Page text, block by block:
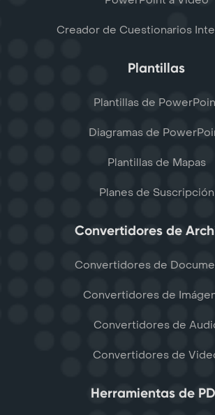
Creador de Cuestionarios
Plantillas
Plantillas de
Diagramas de
Plantillas de Mapas
Planes de Suscripción
Convertidores de
Convertidores de
Convertidores de
Convertidores de
Convertidores de
Herramientas de